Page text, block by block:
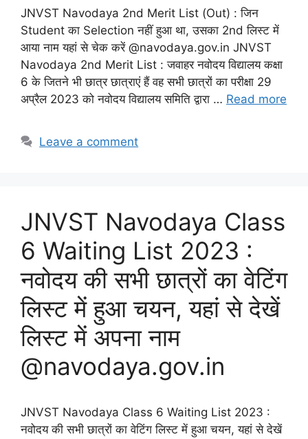
JNVST Navodaya 2nd Merit List (Out) : जिन
Student का Selection नहीं हुआ था, उसका 2nd लिस्ट में
आया नाम यहां से चेक करें @navodaya.gov.in JNVST
Navodaya 2nd Merit List : जवाहर नवोदय विद्यालय कक्षा
6 के जितने भी छात्र छात्राएं हैं वह सभी छात्रों का परीक्षा 29
अप्रैल 2023 को नवोदय विद्यालय समिति द्वारा … Read more
Leave a comment
JNVST Navodaya Class
6 Waiting List 2023 :
नवोदय की सभी छात्रों का वेटिंग
लिस्ट में हुआ चयन, यहां से देखें
लिस्ट में अपना नाम
@navodaya.gov.in
JNVST Navodaya Class 6 Waiting List 2023 :
नवोदय की सभी छात्रों का वेटिंग लिस्ट में हुआ चयन, यहां से देखें